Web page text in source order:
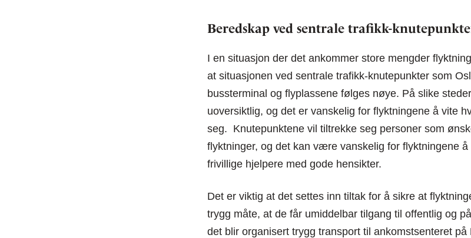
Beredskap ved sentrale trafikk-
I en situasjon der det ankommer store mengder
at situasjonen ved sentrale trafikk-knutepunkter som
bussterminal og flyplassene følges nøye. På slike
uoversiktlig, og det er vanskelig for flyktningene å vite
seg. Knutepunktene vil tiltrekke seg personer som
flyktninger, og det kan være vanskelig for flyktningene
frivillige hjelpere med gode hensikter.
Det er viktig at det settes inn tiltak for å sikre at
trygg måte, at de får umiddelbar tilgang til offentlig og
det blir organisert trygg transport til ankomstsenteret på